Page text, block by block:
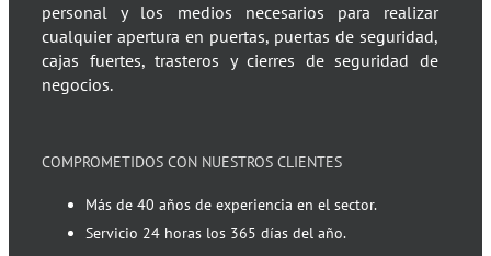
personal y los medios necesarios para realizar
cualquier apertura en puertas, puertas de seguridad,
cajas fuertes, trasteros y cierres de seguridad de
negocios.
COMPROMETIDOS CON NUESTROS CLIENTES
Más de 40 años de experiencia en el sector.
Servicio 24 horas los 365 días del año.